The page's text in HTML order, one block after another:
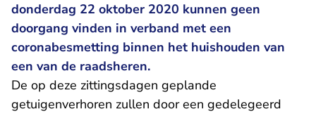
donderdag 22 oktober 2020 kunnen geen
doorgang vinden in verband met een
coronabesmetting binnen het huishouden van
een van de raadsheren.
De op deze zittingsdagen geplande
getuigenverhoren zullen door een gedelegeerd